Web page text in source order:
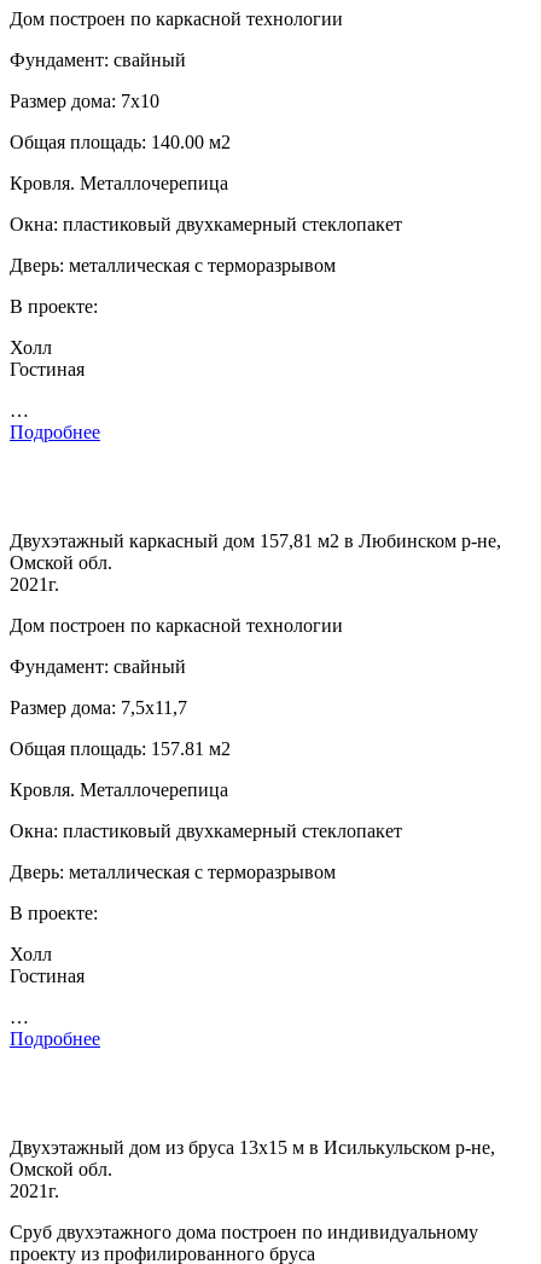
Дом построен по каркасной технологии
Фундамент: свайный
Размер дома: 7х10
Общая площадь: 140.00 м2
Кровля. Металлочерепица
Окна: пластиковый двухкамерный стеклопакет
Дверь: металлическая с терморазрывом
В проекте:
Холл
Гостиная
…
Подробнее
Двухэтажный каркасный дом 157,81 м2 в Любинском р-не,
Омской обл.
2021г.
Дом построен по каркасной технологии
Фундамент: свайный
Размер дома: 7,5х11,7
Общая площадь: 157.81 м2
Кровля. Металлочерепица
Окна: пластиковый двухкамерный стеклопакет
Дверь: металлическая с терморазрывом
В проекте:
Холл
Гостиная
…
Подробнее
Двухэтажный дом из бруса 13х15 м в Исилькульском р-не,
Омской обл.
2021г.
Сруб двухэтажного дома построен по индивидуальному
проекту из профилированного бруса